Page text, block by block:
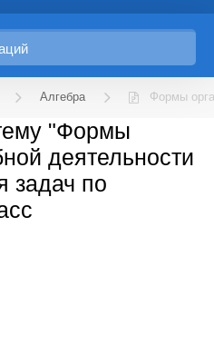
Алгебра Формы
"Формы
деятельности
задач по